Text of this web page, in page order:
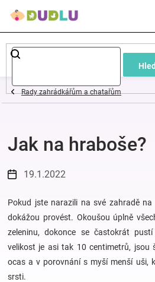
Dětské
a
oblečení
Pokojíček
a
kojenecká
výbava
Rady zahrádkářům a chatařům
Jak na hraboše?
19.1.2022
Pokud jste narazili na své zahradě
dokážou provést. Okoušou úplně
zeleninu, dokonce se častokrát
velikost je asi tak 10 centimetrů, jsou
ocas a v porovnání s myší menší uši,
srsti.